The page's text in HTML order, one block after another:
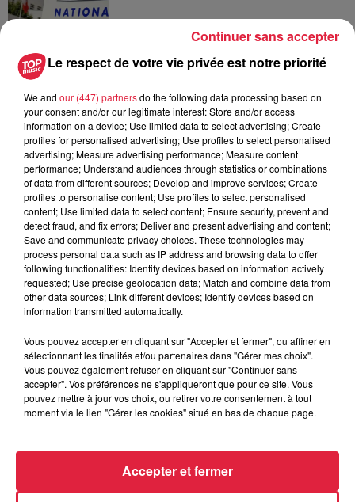
6 août 2026
avec les flamants rouges
À découvrir également
Le respect de votre vie privée est notre priorité
We and our (447) partnersdo the following data processing based on
your consent and/or our legitimate interest: Store and/or access
information on a device; Use limited data to select advertising; Create
profiles for personalised advertising; Use profiles to select personalised
advertising; Measure advertising performance; Measure content
performance; Understand audiences through statistics or combinations
of data from different sources; Develop and improve services; Create
profiles to personalise content; Use profiles to select personalised
content; Use limited data to select content; Ensure security, prevent and
detect fraud, and fix errors; Deliver and present advertising and content;
Save and communicate privacy choices. These technologies may
process personal data such as IP address and browsing data to offer
following functionalities: Identify devices based on information actively
requested; Use precise geolocation data; Match and combine data from
other data sources; Link different devices; Identify devices based on
information transmitted automatically.
Vous pouvez accepter en cliquant sur "Accepter et fermer", ou affiner en
sélectionnant les finalités et/ou partenaires dans "Gérer mes choix".
Vous pouvez également refuser en cliquant sur "Continuer sans
accepter". Vos préférences ne s'appliqueront que pour ce site. Vous
pouvez mettre à jour vos choix, ou retirer votre consentement à tout
moment via le lien "Gérer les cookies" situé en bas de chaque page.
Accepter et fermer
Continuer sans accepter